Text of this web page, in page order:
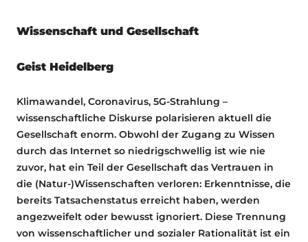
Wissenschaft und ­Gesellschaft
Geist Heidelberg
Klimawandel, Coronavirus, 5G-Strahlung –
wissenschaftliche Diskurse polarisieren aktuell die
Gesellschaft enorm. Obwohl der Zugang zu Wissen
durch das Internet so niedrigschwellig ist wie nie
zuvor, hat ein Teil der Gesellschaft das Vertrauen in
die (Natur-)Wissenschaften verloren: Erkenntnisse, die
bereits Tatsachenstatus erreicht haben, werden
angezweifelt oder bewusst ignoriert. Diese Trennung
von wissenschaftlicher und sozialer Rationalität ist ein